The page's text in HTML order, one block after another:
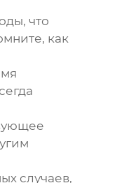
что
как
случаев,